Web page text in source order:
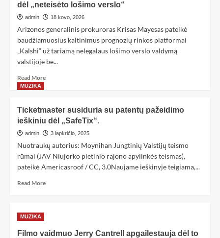
dėl „neteisėto lošimo verslo“
admin 18 kovo, 2026
Arizonos generalinis prokuroras Krisas Mayesas pateikė
baudžiamuosius kaltinimus prognozių rinkos platformai
„Kalshi“ už tariamą nelegalaus lošimo verslo valdymą
valstijoje be...
Read More
MUZIKA
Ticketmaster susiduria su patentų pažeidimo
ieškiniu dėl „SafeTix“.
admin 3 lapkričio, 2025
Nuotraukų autorius: Moynihan Jungtinių Valstijų teismo
rūmai (JAV Niujorko pietinio rajono apylinkės teismas),
pateikė Americasroof / CC, 3.0Naujame ieškinyje teigiama,...
Read More
MUZIKA
Filmo vaidmuo Jerry Cantrell apgailestauja dėl to